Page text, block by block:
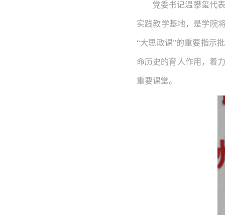
党委书记温攀玺代
实践教学基地，是学院
“大思政课”的重要指示
命历史的育人作用，着
重要课堂。